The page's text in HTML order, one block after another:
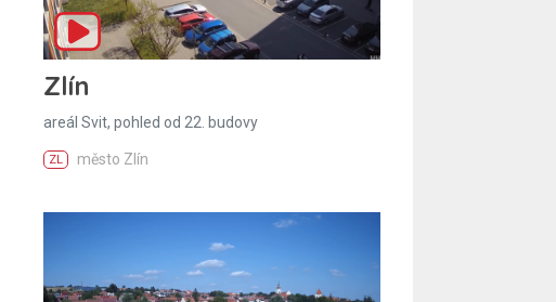
Zlín
areál Svit, pohled od 22. budovy
ZL město Zlín